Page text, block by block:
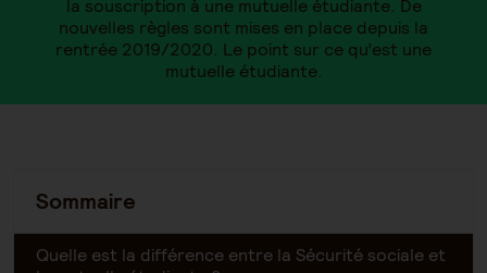
la souscription à une mutuelle étudiante. De
nouvelles règles sont mises en place depuis la
rentrée 2019/2020. Le point sur ce qu’est une
mutuelle étudiante.
Sommaire
Quelle est la différence entre la Sécurité sociale et